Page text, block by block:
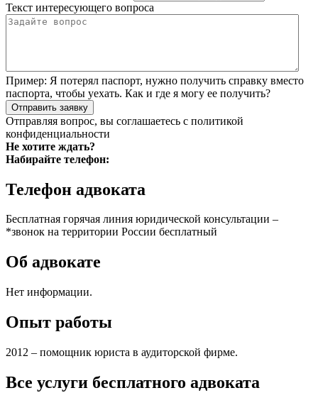
Текст интересующего вопроса
Пример: Я потерял паспорт, нужно получить справку вместо
паспорта, чтобы уехать. Как и где я могу ее получить?
Отправить заявку
Отправляя вопрос, вы соглашаетесь с политикой
конфиденциальности
Не хотите ждать?
Набирайте телефон:
Телефон адвоката
Бесплатная горячая линия юридической консультации –
*звонок на территории России бесплатный
Об адвокате
Нет информации.
Опыт работы
2012 – помощник юриста в аудиторской фирме.
Все услуги бесплатного адвоката